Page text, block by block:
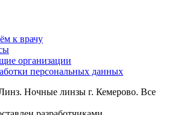
к врачу
организации
персональных данных
Ночные линзы г. Кемерово. Все